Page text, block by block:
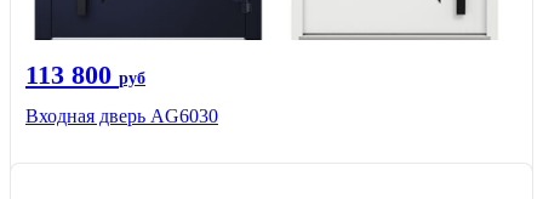
113 800 руб
Входная дверь AG6030